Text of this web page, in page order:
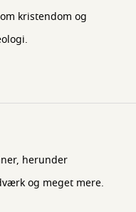
kristendom og
herunder
og meget mere.